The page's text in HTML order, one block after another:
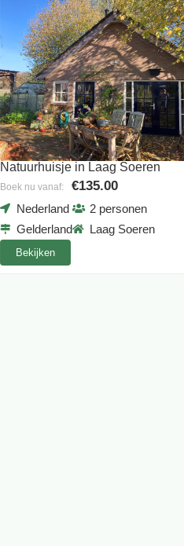
Natuurhuisje in Laag Soeren
Boek nu vanaf: €135.00
Nederland
Gelderland
2 personen
Laag Soeren
Bekijken